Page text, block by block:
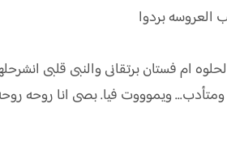
العروسه بردوا
فستان برتقانى والنبى قلبى
ويموووت فيا. بصى انا روحه